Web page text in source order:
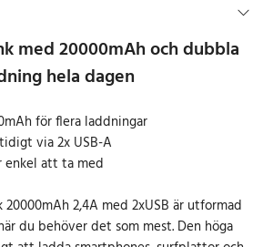
med 20000mAh och dubbla
hela dagen
för flera laddningar
via 2x USB-A
enkel att ta med
2,4A med 2xUSB är utformad
du behöver det som mest. Den höga